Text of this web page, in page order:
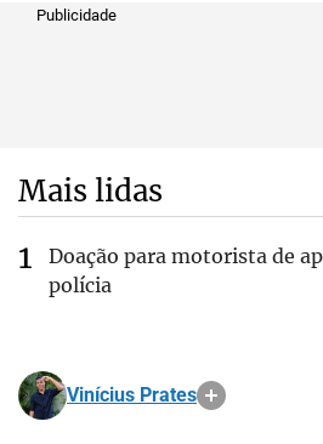
Publicidade
Mais lidas
Doação para motorista de
polícia
Vinícius Prates